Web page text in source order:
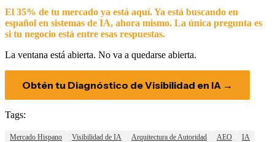
El 35% de tu mercado ya está aquí. Ya está buscando en
español en sistemas de IA, ahora mismo. La única pregunta es
si tu negocio está entre esas respuestas.
La ventana está abierta. No va a quedarse abierta.
Obtén tu Diagnóstico de Visibilidad en IA →
Tags:
Mercado Hispano Visibilidad de IA Arquitectura de Autoridad AEO
IA